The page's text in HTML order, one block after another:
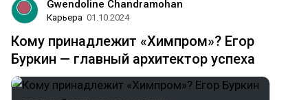
Gwendoline Chandramohan
Карьера 01.10.2024
Кому принадлежит «Химпром»? Егор
Буркин — главный архитектор успеха